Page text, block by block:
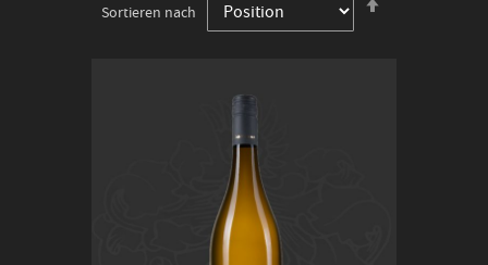
Sortieren nach